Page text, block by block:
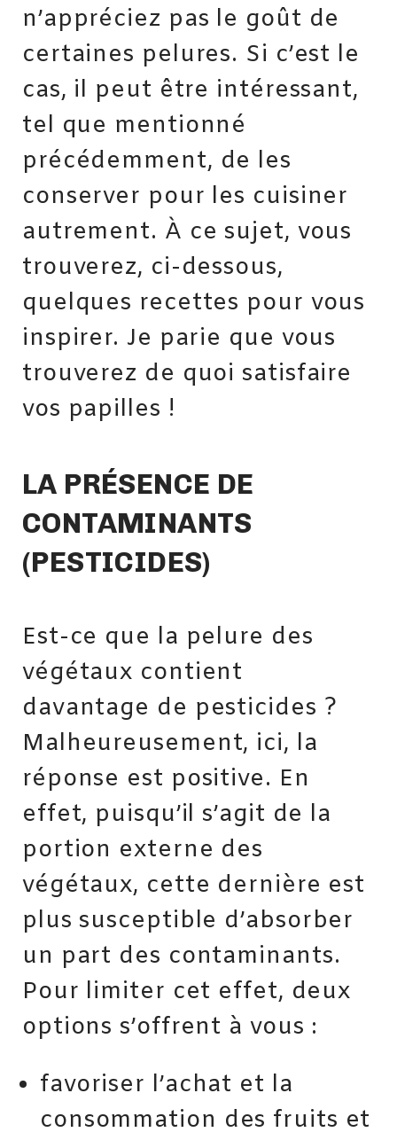
n’appréciez pas le goût de
certaines pelures. Si c’est le
cas, il peut être intéressant,
tel que mentionné
précédemment, de les
conserver pour les cuisiner
autrement. À ce sujet, vous
trouverez, ci-dessous,
quelques recettes pour vous
inspirer. Je parie que vous
trouverez de quoi satisfaire
vos papilles !
LA PRÉSENCE DE
CONTAMINANTS
(PESTICIDES)
Est-ce que la pelure des
végétaux contient
davantage de pesticides ?
Malheureusement, ici, la
réponse est positive. En
effet, puisqu’il s’agit de la
portion externe des
végétaux, cette dernière est
plus susceptible d’absorber
un part des contaminants.
Pour limiter cet effet, deux
options s’offrent à vous :
favoriser l’achat et la
consommation des fruits et